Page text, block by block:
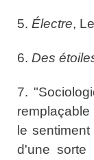
5. Électre,
6. Des
7.
le
d'une sorte